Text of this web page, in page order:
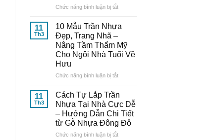
Chức năng bình luận bị tắtở
Công
Trần
Thông
Quyết
Từ
Chuyên
Gia
Đến
11
Th3
10 Mẫu Trần Nhựa
Đẹp, Trang Nhã –
Nâng Tầm Thẩm Mỹ
Cho Ngôi Nhà Tuổi Về
Hưu
Chức năng bình luận bị tắtở
Trần
Nhựa
Đẹp,
Trang
Nhã
11
Th3
Cách Tự Lắp Trần
Nhựa Tại Nhà Cực Dễ
– Hướng Dẫn Chi Tiết
từ Gỗ Nhựa Đông Đô
Chức năng bình luận bị tắtở